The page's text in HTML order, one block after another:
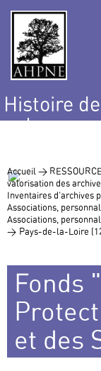
Histoire
nature
Accueil >
valorisation des
Inventaires d’archives
Associations,
Associations,
> Pays-de-la-Loire
Fonds
et des